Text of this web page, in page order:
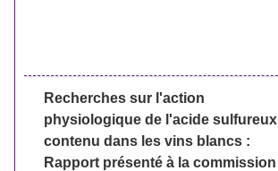
Recherches sur l'action
physiologique de l'acide sulfureux
contenu dans les vins blancs :
Rapport présenté à la commission